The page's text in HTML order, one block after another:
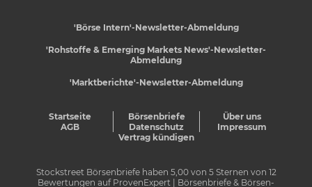
'Börse Intern'-Newsletter-Abmeldung
'Rohstoffe & Emerging Markets News'-Newsletter-
Abmeldung
'Marktberichte'-Newsletter-Abmeldung
Startseite Börsenbriefe
Über uns
AGB
Datenschutz
Impressum
Vertrag kündigen
Stockstreet Börsenbriefe haben 5,00von 5Sternen von 12
Bewertungen auf ProvenExpert | Börsenbriefe & Börsen-